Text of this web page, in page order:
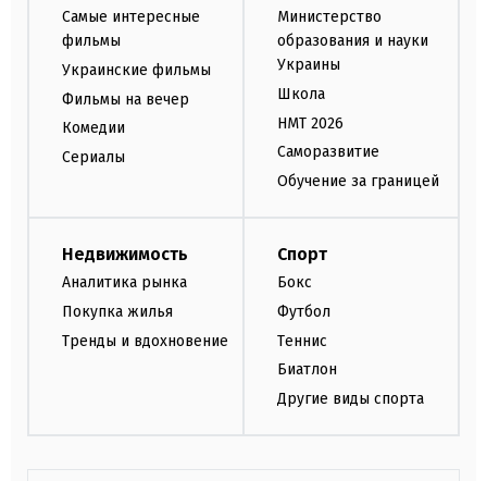
Самые интересные
фильмы
Украинские фильмы
Фильмы на вечер
Комедии
Сериалы
Министерство
образования и науки
Украины
Школа
НМТ 2026
Саморазвитие
Обучение за границей
Недвижимость
Аналитика рынка
Покупка жилья
Тренды и вдохновение
Спорт
Бокс
Футбол
Теннис
Биатлон
Другие виды спорта